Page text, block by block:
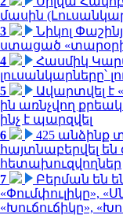
մասին
3
Նիկոլ
ստացած
4
Հասմիկ
լուսանկարները՝
5
Ավարտվել է
ին առնչվող
ինչ է պարզվել
6
425 անձինք
հայտնաբերվել
հետախուզվողներ
7
Բերման են
«Փումփուլիկը»,
«Խուճուճիկը»,